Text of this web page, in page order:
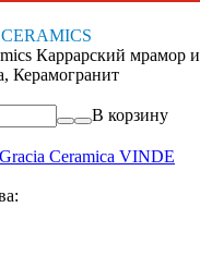
Каррарский мрамор
Керамогранит
В корзину
Ceramica VINDE